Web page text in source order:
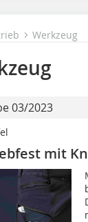
Werkzeug
03/2023
mit